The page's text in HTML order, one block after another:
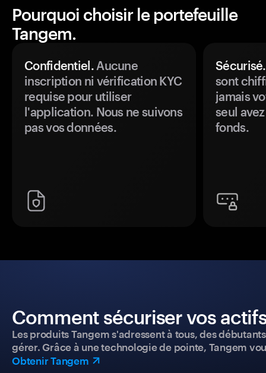
Pourquoi choisir le portefeuille
Tangem.
Confidentiel.Aucune
inscription ni vérification KYC
requise pour utiliser
l'application. Nous ne suivons
pas vos données.
Sécurisé.
sont
jamais
seul
fonds.
Comment sécuriser vos
Les produits Tangem s'adressent à tous, des
gérer. Grâce à une technologie de pointe, Tangem
Obtenir Tangem